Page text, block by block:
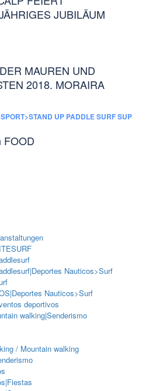
JUBILÄUM
MAUREN UND
2018. MORAIRA
UP PADDLE SURF SUP
FOOD
Nauticos>Surf
Nauticos>Surf
deportivos
walking|Senderismo
/ Mountain walking